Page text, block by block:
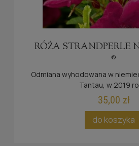
RÓŻA STRANDPERLE
®
Odmiana wyhodowana w
Tantau, w 2019
35,00 zł
do koszyka